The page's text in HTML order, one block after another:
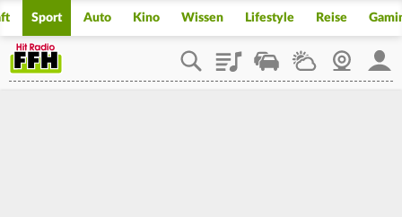
Sport Auto Kino Wissen Lifestyle Reise
PlaylistStaupilotWetterWebcam